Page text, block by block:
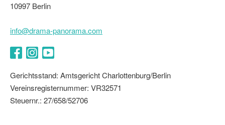
10997 Berlin
info@drama-panorama.com
Gerichtsstand: Amtsgericht Charlottenburg/Berlin
Vereinsregisternummer: VR32571
Steuernr.: 27/658/52706